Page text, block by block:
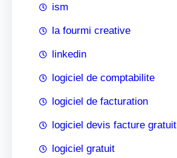
ism
la fourmi creative
linkedin
logiciel de comptabilite
logiciel de facturation
logiciel devis facture gratuit
logiciel gratuit